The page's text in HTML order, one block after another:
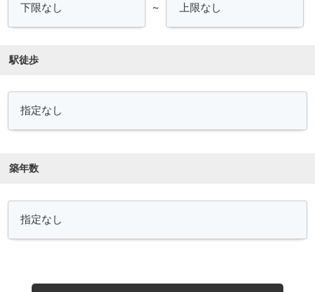
～
駅徒歩
築年数